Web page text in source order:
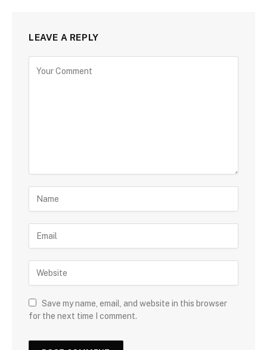
LEAVE A REPLY
Save my name, email, and website in this browser
for the next time I comment.